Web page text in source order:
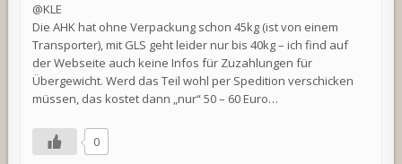
@KLE
Die AHK hat ohne Verpackung schon 45kg (ist von einem
Transporter), mit GLS geht leider nur bis 40kg – ich find auf
der Webseite auch keine Infos für Zuzahlungen für
Übergewicht. Werd das Teil wohl per Spedition verschicken
müssen, das kostet dann „nur“ 50 – 60 Euro…
0